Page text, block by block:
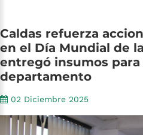
Caldas refuerza
en el Día Mundial de la
entregó insumos para
departamento
02 Diciembre 2025